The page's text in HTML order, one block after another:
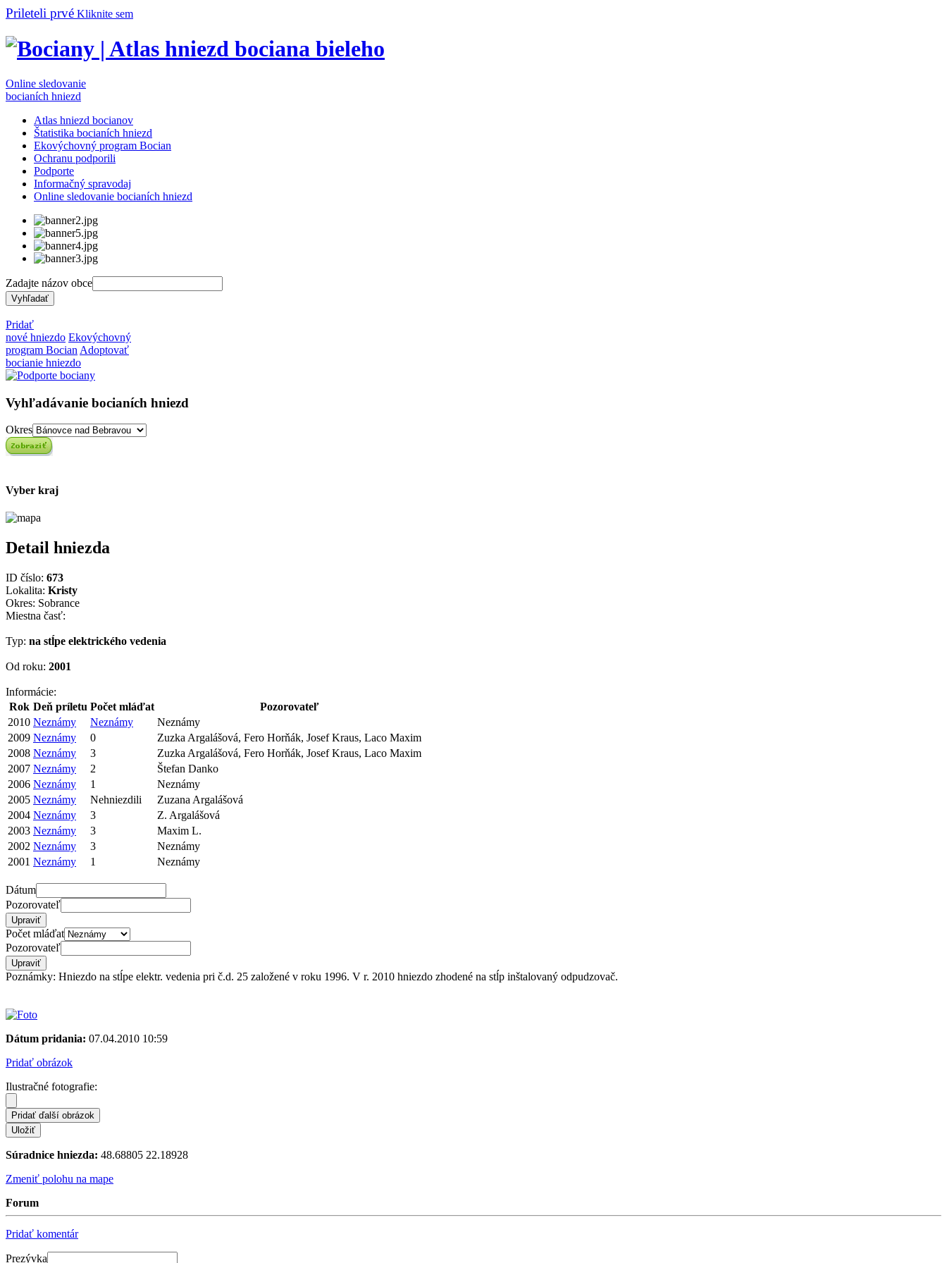
Prileteli prvé Kliknite sem
Online sledovanie
bocianích hniezd
Atlas hniezd bocianov
Štatistika bocianích hniezd
Ekovýchovný program Bocian
Ochranu podporili
Podporte
Informačný spravodaj
Online sledovanie bocianích hniezd
Zadajte názov obce
Pridať
nové hniezdo Ekovýchovný
program Bocian Adoptovať
bocianie hniezdo
Vyhľadávanie bocianích hniezd
Okres
Vyber kraj
Detail hniezda
ID číslo: 673
Lokalita: Kristy
Okres: Sobrance
Miestna časť:
Typ: na stĺpe elektrického vedenia
Od roku: 2001
Informácie:
Rok Deň príletu Počet mláďat
Pozorovateľ
2010 Neznámy Neznámy
Neznámy
2009 Neznámy 0
Zuzka Argalášová, Fero Horňák, Josef Kraus, Laco Maxim
2008 Neznámy 3
Zuzka Argalášová, Fero Horňák, Josef Kraus, Laco Maxim
2007 Neznámy 2
Štefan Danko
2006 Neznámy 1
Neznámy
2005 Neznámy Nehniezdili
Zuzana Argalášová
2004 Neznámy 3
Z. Argalášová
2003 Neznámy 3
Maxim L.
2002 Neznámy 3
Neznámy
2001 Neznámy 1 Neznámy
Dátum
Pozorovateľ
Počet mláďat
Pozorovateľ
Poznámky: Hniezdo na stĺpe elektr. vedenia pri č.d. 25 založené v roku 1996. V r. 2010 hniezdo zhodené na stĺp inštalovaný odpudzovač.
Dátum pridania: 07.04.2010 10:59
Pridať obrázok
Ilustračné fotografie:
Súradnice hniezda: 48.68805 22.18928
Zmeniť polohu na mape
Forum
Pridať komentár
Prezývka